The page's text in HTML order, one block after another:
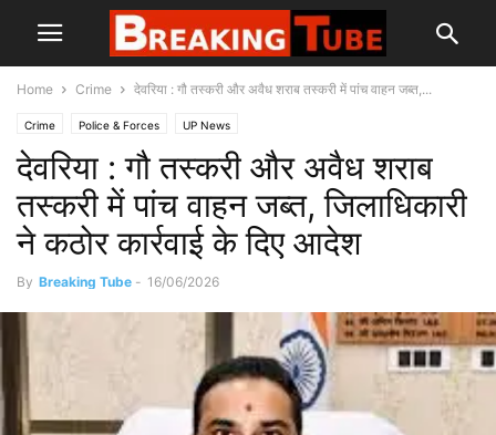
Home Crime देवरिया : गौ तस्करी और अवैध शराब तस्करी में पांच वाहन जब्त,...
Crime Police & Forces UP News
देवरिया : गौ तस्करी और अवैध शराब
तस्करी में पांच वाहन जब्त, जिलाधिकारी
ने कठोर कार्रवाई के दिए आदेश
By Breaking Tube - 16/06/2026